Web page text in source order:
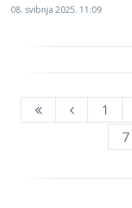
08. svibnja 2025. 11:09
1
7